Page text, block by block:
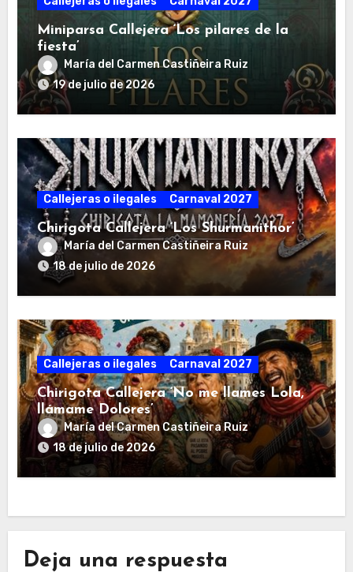
Miniparsa Callejera ‘Los pilares de la
fiesta’
María del Carmen Castiñeira Ruiz
19 de julio de 2026
Callejeras o ilegales Carnaval 2027
Chirigota Callejera ‘Los Shurmanithor’
María del Carmen Castiñeira Ruiz
18 de julio de 2026
Callejeras o ilegales Carnaval 2027
Chirigota Callejera ‘No me llames Lola,
llámame Dolores’
María del Carmen Castiñeira Ruiz
18 de julio de 2026
Deja una respuesta